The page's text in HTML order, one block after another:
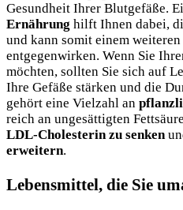
Gesundheit Ihrer Blutgefäße.
Ernährung hilft Ihnen dabei,
und kann somit einem
entgegenwirken. Wenn Sie
möchten, sollten Sie sich auf
Ihre Gefäße stärken und die
gehört eine Vielzahl an
reich an ungesättigten
LDL-Cholesterin zu senken
erweitern.
Lebensmittel, die Sie